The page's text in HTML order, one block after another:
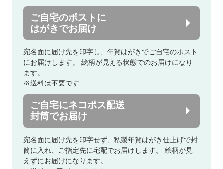
ご自宅のポストに
はがきでお届け
宛名面に届け先を印字し、年賀はがきでご自宅のポスト
にお届けします。
絵柄が見える状態でのお届けになり
ます。
※送料は不要です
ご自宅にネコポス配送
封筒でお届け
宛名面に届け先を印字せず、私製年賀はがき仕上げで封
筒に入れ、ご指定先に宅配でお届けします。
絵柄が見
えずにお届けになります。